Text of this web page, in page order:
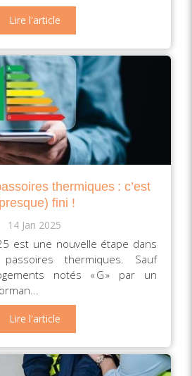
Lire l'article
thermiques : c’est
fini !
14 Jan 2025
est une nouvelle étape dans
thermiques. Sauf
notés « G » par un
Lire l'article